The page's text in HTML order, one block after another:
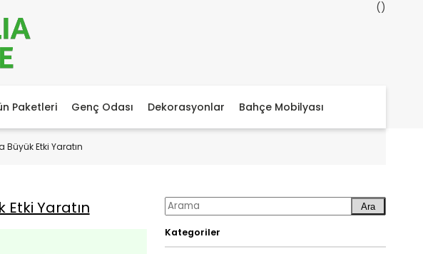
Paketleri Genç Odası Dekorasyonlar Bahçe Mobilyası
Etki Yaratın
Yaratın Ara
Kategoriler